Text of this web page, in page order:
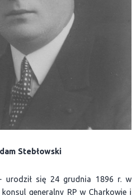
Stebłowski
urodził się 24 grudnia 1896 r. w
generalny RP w Charkowie i